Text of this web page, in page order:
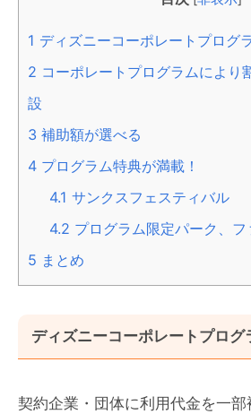
1 ディズニーコーポレートプログ
2 コーポレートプログラムにより
設
3 補助額が選べる
4 プログラム特典が満載！
4.1 サンクスフェスティバル
4.2 プログラム限定パーク、フ
5 まとめ
ディズニーコーポレートプログ
契約企業・団体に利用代金を一